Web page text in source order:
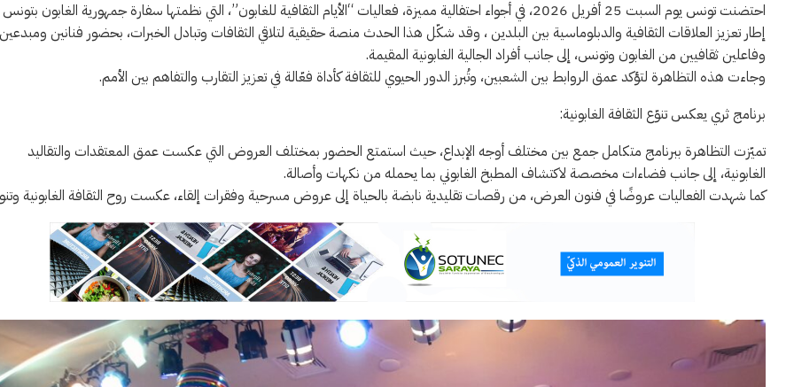
احتضنت تونس يوم السبت 25 أفريل 2026، في أجواء احتفالية مميزة، فعاليات “الأيام الثقافية للغابون”، التي نظمتها سفارة جمهورية الغابون
إطار تعزيز العلاقات الثقافية والدبلوماسية بين البلدين ، وقد شكّل هذا الحدث منصة حقيقية لتلاقي الثقافات وتبادل الخبرات، بحضور فنانين ومبدعين
وفاعلين ثقافيين من الغابون وتونس، إلى جانب أفراد الجالية الغابونية المقيمة.
وجاءت هذه التظاهرة لتؤكد عمق الروابط بين الشعبين، وتُبرز الدور الحيوي للثقافة كأداة فعّالة في تعزيز التقارب والتفاهم بين الأمم.
برنامج ثري يعكس تنوّع الثقافة الغابونية:
تميّزت التظاهرة ببرنامج متكامل جمع بين مختلف أوجه الإبداع، حيث استمتع الحضور بمختلف العروض التي عكست عمق المعتقدات والتقاليد
الغابونية، إلى جانب فضاءات مخصصة لاكتشاف المطبخ الغابوني بما يحمله من نكهات وأصالة.
كما شهدت الفعاليات عروضًا في فنون العرض، من رقصات تقليدية نابضة بالحياة إلى عروض مسرحية وفقرات إلقاء، عكست روح الثقافة الغابونية